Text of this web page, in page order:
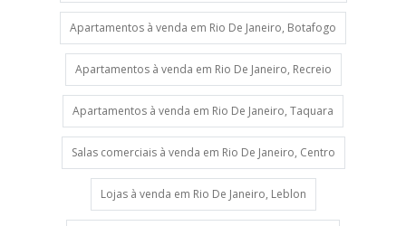
Apartamentos à venda em Rio De Janeiro, Botafogo
Apartamentos à venda em Rio De Janeiro, Recreio
Apartamentos à venda em Rio De Janeiro, Taquara
Salas comerciais à venda em Rio De Janeiro, Centro
Lojas à venda em Rio De Janeiro, Leblon